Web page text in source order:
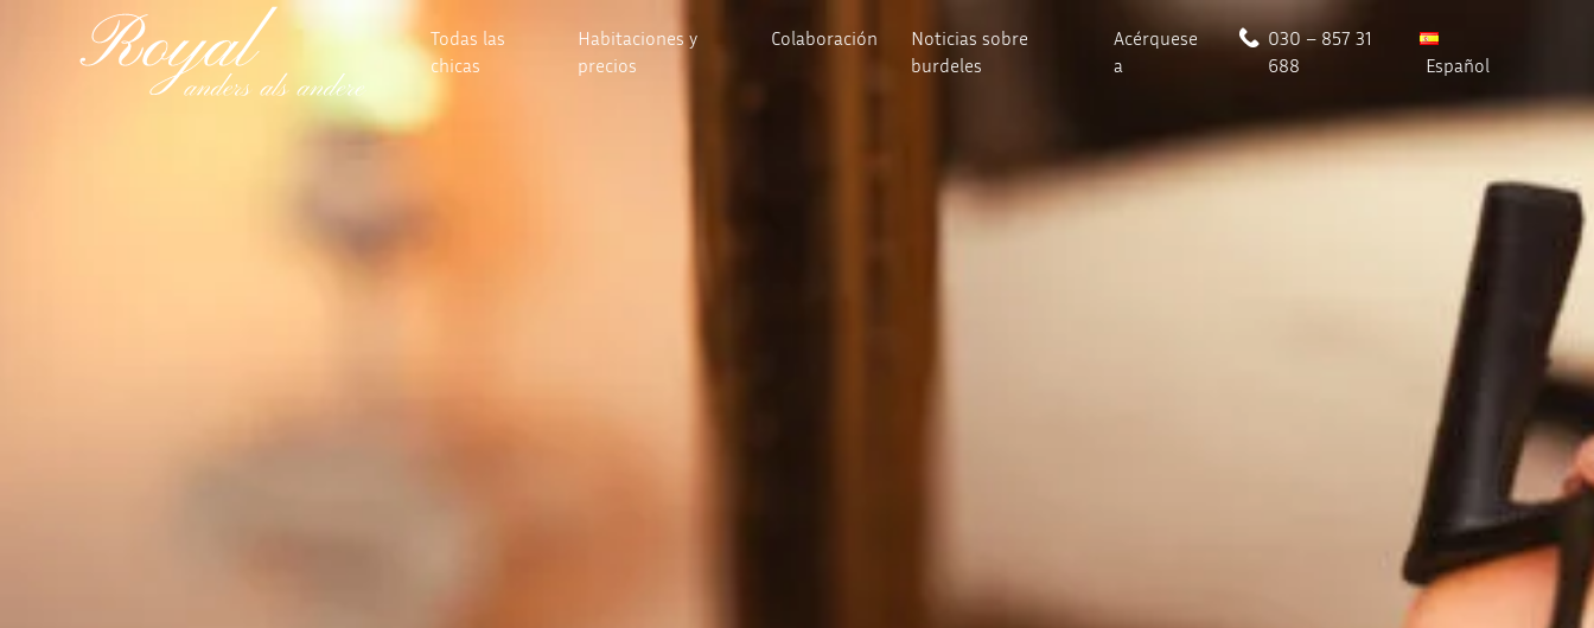
Todas las
chicas
Habitaciones y
precios
Colaboración
Noticias sobre
burdeles
Acérquese
a
030 – 857 31
688
Español